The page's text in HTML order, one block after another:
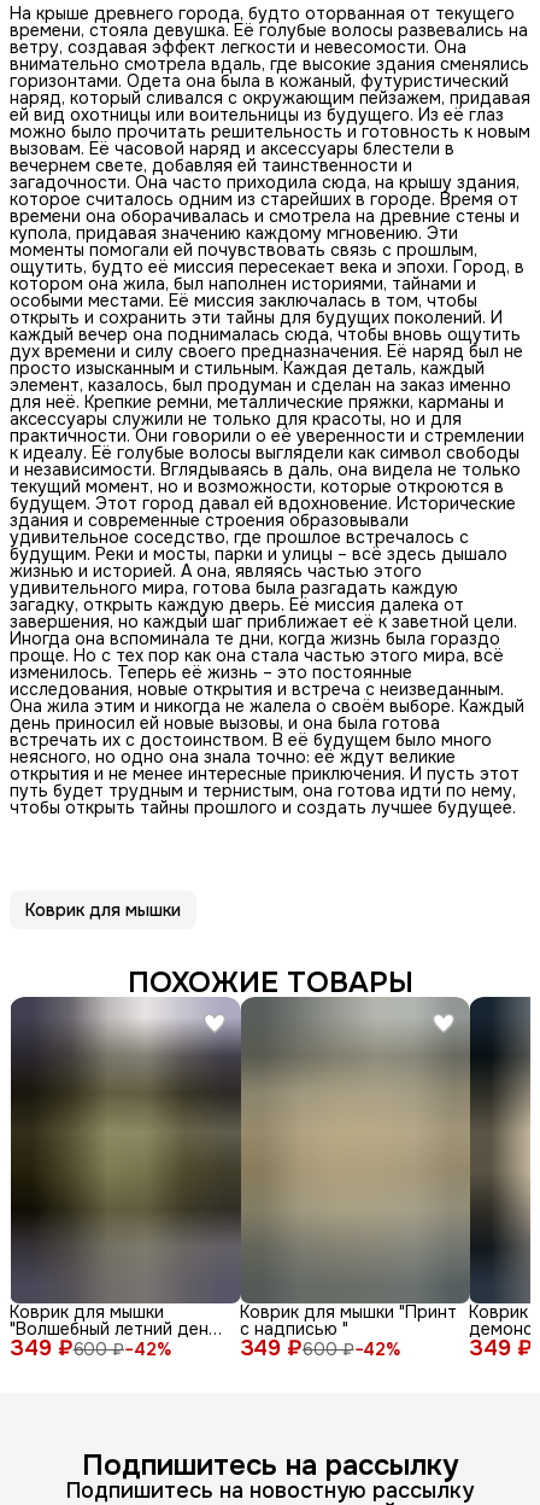
На крыше древнего города, будто оторванная от текущего
времени, стояла девушка. Её голубые волосы развевались на
ветру, создавая эффект легкости и невесомости. Она
внимательно смотрела вдаль, где высокие здания сменялись
горизонтами. Одета она была в кожаный, футуристический
наряд, который сливался с окружающим пейзажем, придавая
ей вид охотницы или воительницы из будущего. Из её глаз
можно было прочитать решительность и готовность к новым
вызовам. Её часовой наряд и аксессуары блестели в
вечернем свете, добавляя ей таинственности и
загадочности. Она часто приходила сюда, на крышу здания,
которое считалось одним из старейших в городе. Время от
времени она оборачивалась и смотрела на древние стены и
купола, придавая значению каждому мгновению. Эти
моменты помогали ей почувствовать связь с прошлым,
ощутить, будто её миссия пересекает века и эпохи. Город, в
котором она жила, был наполнен историями, тайнами и
особыми местами. Её миссия заключалась в том, чтобы
открыть и сохранить эти тайны для будущих поколений. И
каждый вечер она поднималась сюда, чтобы вновь ощутить
дух времени и силу своего предназначения. Её наряд был не
просто изысканным и стильным. Каждая деталь, каждый
элемент, казалось, был продуман и сделан на заказ именно
для неё. Крепкие ремни, металлические пряжки, карманы и
аксессуары служили не только для красоты, но и для
практичности. Они говорили о её уверенности и стремлении
к идеалу. Её голубые волосы выглядели как символ свободы
и независимости. Вглядываясь в даль, она видела не только
текущий момент, но и возможности, которые откроются в
будущем. Этот город давал ей вдохновение. Исторические
здания и современные строения образовывали
удивительное соседство, где прошлое встречалось с
будущим. Реки и мосты, парки и улицы – всё здесь дышало
жизнью и историей. А она, являясь частью этого
удивительного мира, готова была разгадать каждую
загадку, открыть каждую дверь. Её миссия далека от
завершения, но каждый шаг приближает её к заветной цели.
Иногда она вспоминала те дни, когда жизнь была гораздо
проще. Но с тех пор как она стала частью этого мира, всё
изменилось. Теперь её жизнь – это постоянные
исследования, новые открытия и встреча с неизведанным.
Она жила этим и никогда не жалела о своём выборе. Каждый
день приносил ей новые вызовы, и она была готова
встречать их с достоинством. В её будущем было много
неясного, но одно она знала точно: её ждут великие
открытия и не менее интересные приключения. И пусть этот
путь будет трудным и тернистым, она готова идти по нему,
чтобы открыть тайны прошлого и создать лучшее будущее.
Коврик для мышки
ПОХОЖИЕ ТОВАРЫ
349 ₽600 ₽−42%
Коврик для мышки
"Волшебный летний день
с енотом среди ромашек
и бабочек"
349 ₽600 ₽−42%
Коврик для мышки "Принт
с надписью "
349 ₽
Коврик
лица и
Подпишитесь на рассылку
Подпишитесь на новостную рассылку